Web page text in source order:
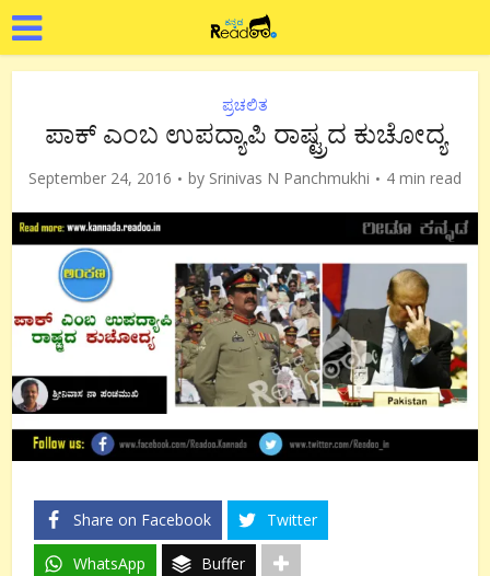
ಪ್ರಚಲಿತ
ಪಾಕ್ ಎಂಬ ಉಪದ್ಯಾಪಿ ರಾಷ್ಟ್ರದ ಕುಚೋದ್ಯ
September 24, 2016 by Srinivas N Panchmukhi 4 min read
Share on Facebook Twitter
WhatsApp Buffer